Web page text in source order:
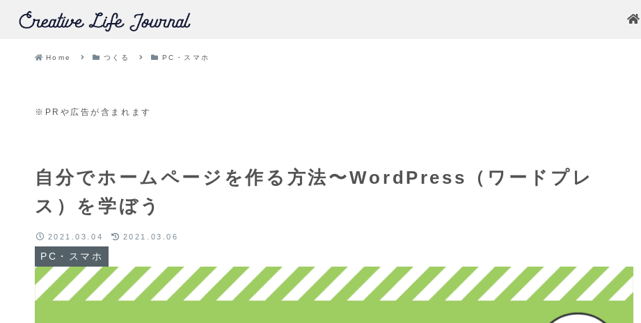
Home つくる PC・スマホ
自分でホームページを作る方法〜WordPress（ワードプレ
ス）を学ぼう
PC・スマホ
2021.03.04 2021.03.06
※PRや広告が含まれます